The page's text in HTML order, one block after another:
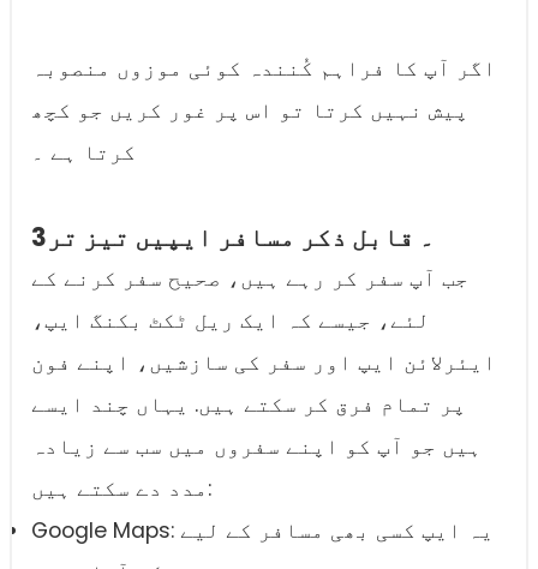
اگر آپ کا فراہم کُنندہ کوئی موزوں منصوبہ
پیش نہیں کرتا تو اس پر غور کریں جو کچھ
کرتا ہے ۔
3۔ قابل ذکر مسافر ایپیں تیز تر
جب آپ سفر کر رہے ہیں، صحیح سفر کرنے کے
لئے، جیسے کہ ایک ریل ٹکٹ بکنگ ایپ،
ایئرلائن ایپ اور سفر کی سازشیں، اپنے فون
پر تمام فرق کر سکتے ہیں. یہاں چند ایسے
ہیں جو آپ کو اپنے سفروں میں سب سے زیادہ
مدد دے سکتے ہیں:
Google Maps: یہ ایپ کسی بھی مسافر کے لیے